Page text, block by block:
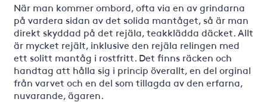
När man kommer ombord, ofta via en av grindarna
på vardera sidan av det solida mantåget, så är man
direkt skyddad på det rejäla, teakklädda däcket. Allt
är mycket rejält, inklusive den rejäla relingen med
ett solitt mantåg i rostfritt. Det finns räcken och
handtag att hålla sig i princip överallt, en del orginal
från varvet och en del som tillagda av den erfarna,
nuvarande, ägaren.